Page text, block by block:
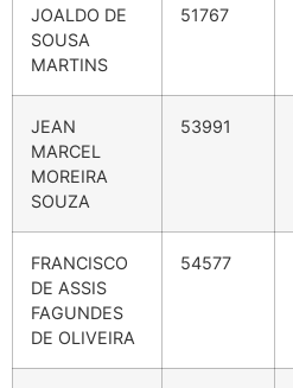
JOALDO DE
SOUSA
MARTINS
51767
JEAN
MARCEL
MOREIRA
SOUZA
53991
FRANCISCO
DE ASSIS
FAGUNDES
DE OLIVEIRA
54577